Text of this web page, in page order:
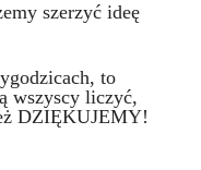
szerzyć ideę
to
wszyscy liczyć,
DZIĘKUJEMY!